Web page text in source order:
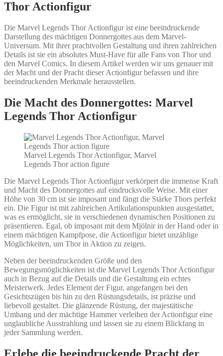
Thor Actionfigur
Die Marvel Legends Thor Actionfigur ist eine beeindruckende
Darstellung des mächtigen Donnergottes aus dem Marvel-
Universum. Mit ihrer prachtvollen Gestaltung und ihren zahlreichen
Details ist sie ein absolutes Must-Have für alle Fans von Thor und
den Marvel Comics. In diesem Artikel werden wir uns genauer mit
der Macht und der Pracht dieser Actionfigur befassen und ihre
beeindruckenden Merkmale herausstellen.
Die Macht des Donnergottes: Marvel
Legends Thor Actionfigur
Marvel Legends Thor Actionfigur, Marvel
Legends Thor action figure
Die Marvel Legends Thor Actionfigur verkörpert die immense Kraft
und Macht des Donnergottes auf eindrucksvolle Weise. Mit einer
Höhe von 30 cm ist sie imposant und fängt die Stärke Thors perfekt
ein. Die Figur ist mit zahlreichen Artikulationspunkten ausgestattet,
was es ermöglicht, sie in verschiedenen dynamischen Positionen zu
präsentieren. Egal, ob imposant mit dem Mjölnir in der Hand oder in
einem mächtigen Kampfpose, die Actionfigur bietet unzählige
Möglichkeiten, um Thor in Aktion zu zeigen.
Neben der beeindruckenden Größe und den
Bewegungsmöglichkeiten ist die Marvel Legends Thor Actionfigur
auch in Bezug auf die Details und die Gestaltung ein echtes
Meisterwerk. Jedes Element der Figur, angefangen bei den
Gesichtszügen bis hin zu den Rüstungsdetails, ist präzise und
liebevoll gestaltet. Die glänzende Rüstung, der majestätische
Umhang und der mächtige Hammer verleihen der Actionfigur eine
unglaubliche Ausstrahlung und lassen sie zu einem Blickfang in
jeder Sammlung werden.
Erlebe die beeindruckende Pracht der